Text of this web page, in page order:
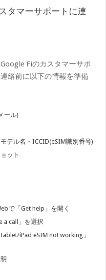
タマーサポートに連
Fiのカスタマーサポ
絡前に以下の情報を準備
ール)
デル名・ICCID(eSIM識別番号)
ット
で「Get help」を開く
a call」を選択
iPad eSIM not working」